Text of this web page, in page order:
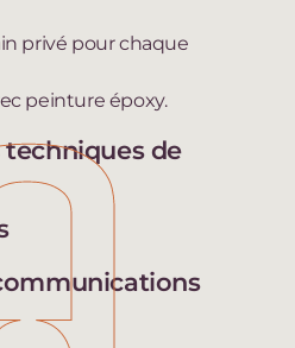
privé pour chaque
peinture époxy.
de